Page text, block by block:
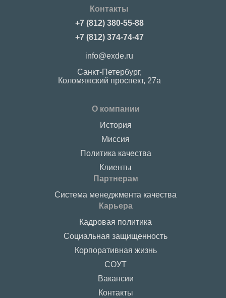
Контакты
+7 (812) 380-55-88
+7 (812) 374-74-47
info@exde.ru
Санкт-Петербург,
Коломяжский проспект, 27a
О компании
История
Миссия
Политика качества
Клиенты
Партнерам
Система менеджмента качества
Карьера
Кадровая политика
Социальная защищенность
Корпоративная жизнь
СОУТ
Вакансии
Контакты